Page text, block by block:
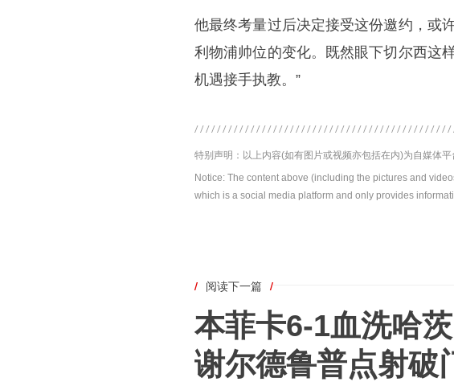
他最终考量过后决定接受这份邀约，或
利物浦帅位的变化。既然眼下切尔西这
机遇接手执教。”
特别声明：以上内容(如有图片或视频亦包括在内)为自媒体
Notice: The content above (including the pictures and
which is a social media platform and only provides
/ 阅读下一篇 /
本菲卡6-1血洗哈
谢尔德鲁普点射破